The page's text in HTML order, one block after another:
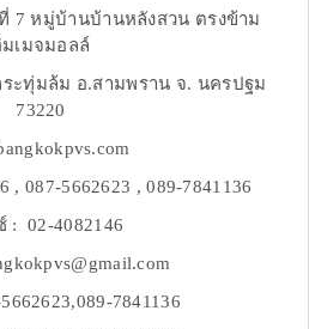
7 หมู่บ้านบ้านหลังสวน ตรงข้าม
มเมจมอลล์
ะทุ่มล้ม อ.สามพราน จ. นครปฐม
73220
, 087-5662623 , 089-7841136
: 02-4082146
7841136